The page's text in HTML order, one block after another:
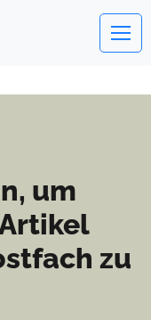
Tipps
um
zu